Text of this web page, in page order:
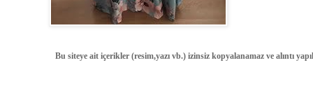
Bu siteye ait içerikler (resim,yazı vb.) izinsiz kopyalanamaz ve alıntı